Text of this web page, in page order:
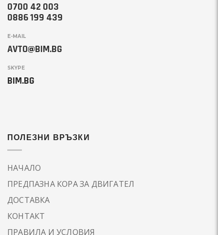
0700 42 003
0886 199 439
E-MAIL
AVTO@BIM.BG
SKYPE
BIM.BG
ПОЛЕЗНИ ВРЪЗКИ
НАЧАЛО
ПРЕДПАЗНА КОРА ЗА ДВИГАТЕЛ
ДОСТАВКА
КОНТАКТ
ПРАВИЛА И УСЛОВИЯ